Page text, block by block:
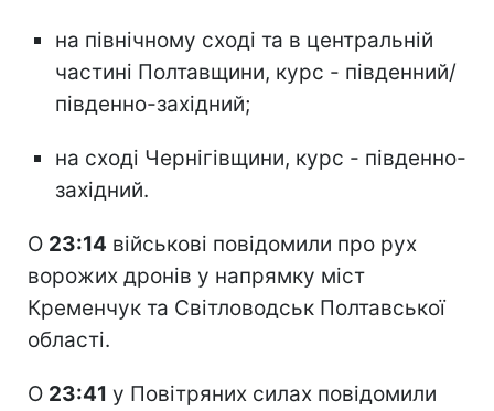
на північному сході та в центральній
частині Полтавщини, курс - південний/
південно-західний;
на сході Чернігівщини, курс - південно-
західний.
О 23:14 військові повідомили про рух
ворожих дронів у напрямку міст
Кременчук та Світловодськ Полтавської
області.
О 23:41 у Повітряних силах повідомили